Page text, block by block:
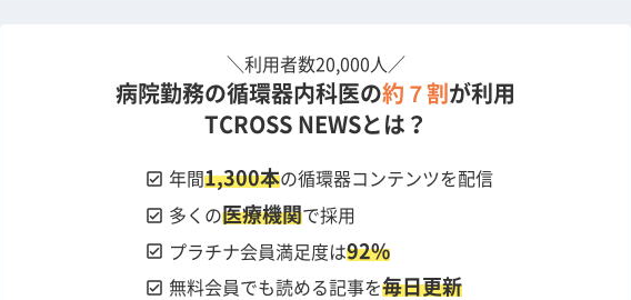
＼利用者数20,000人／
病院勤務の循環器内科医の約７割 が利用
TCROSS NEWSとは？
check_box 年間1,300本の循環器コンテンツを配信
check_box 多くの医療機関で採用
check_box プラチナ会員満足度は92%
check_box 無料会員でも読める記事を毎日更新